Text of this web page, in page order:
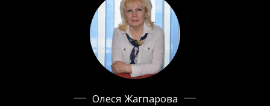
Олеся Жагпарова